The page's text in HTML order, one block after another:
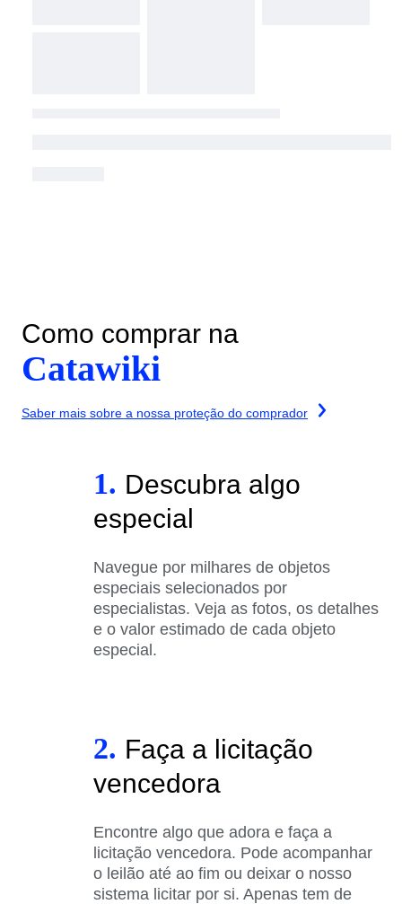
Como comprar na
Catawiki
Saber mais sobre a nossa proteção do comprador
1. Descubra algo
especial
Navegue por milhares de objetos
especiais selecionados por
especialistas. Veja as fotos, os detalhes
e o valor estimado de cada objeto
especial.
2. Faça a licitação
vencedora
Encontre algo que adora e faça a
licitação vencedora. Pode acompanhar
o leilão até ao fim ou deixar o nosso
sistema licitar por si. Apenas tem de